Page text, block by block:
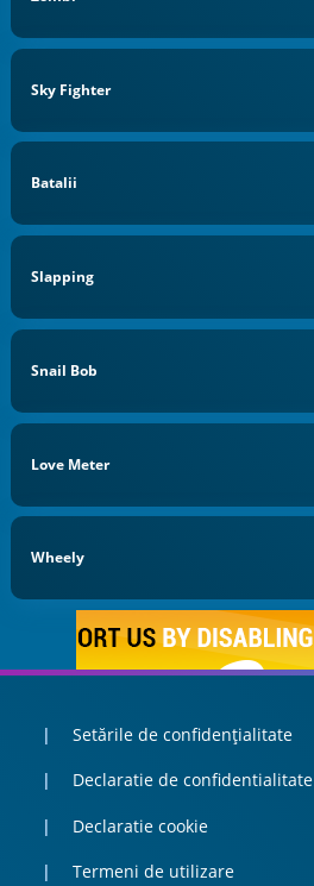
Sky Fighter
Batalii
Slapping
Snail Bob
Love Meter
Wheely
Setările de confidențialitate
Declaratie de confidentialitate
Declaratie cookie
Termeni de utilizare